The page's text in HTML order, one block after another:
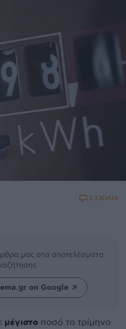
2 ΣΧΟΛΙΑ
μας στα αποτελέσματα
on Google
μέγιστο ποσό το τρίμηνο